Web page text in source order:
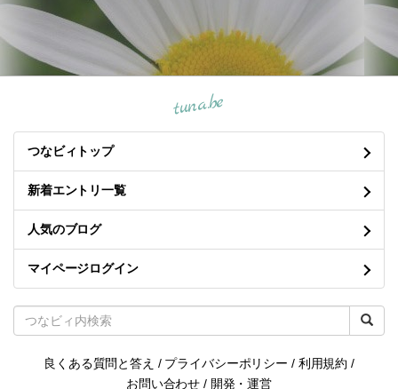
tuna.be
つなビィトップ
新着エントリ一覧
人気のブログ
マイページログイン
良くある質問と答え / プライバシーポリシー / 利用規約 /
お問い合わせ / 開発・運営